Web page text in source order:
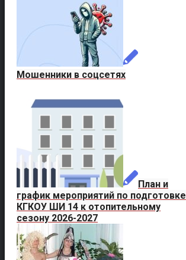
Мошенники в соцсетях
План и
график мероприятий по подготовке
КГКОУ ШИ 14 к отопительному
сезону 2026-2027